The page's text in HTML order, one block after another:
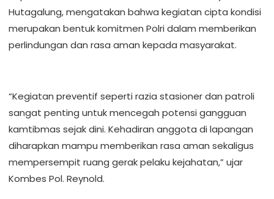
Hutagalung, mengatakan bahwa kegiatan cipta kondisi
merupakan bentuk komitmen Polri dalam memberikan
perlindungan dan rasa aman kepada masyarakat.
“Kegiatan preventif seperti razia stasioner dan patroli
sangat penting untuk mencegah potensi gangguan
kamtibmas sejak dini. Kehadiran anggota di lapangan
diharapkan mampu memberikan rasa aman sekaligus
mempersempit ruang gerak pelaku kejahatan,” ujar
Kombes Pol. Reynold.